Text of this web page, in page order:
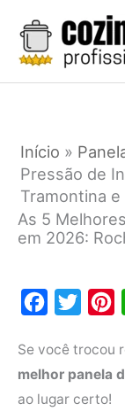
para
conteúdo
Início »
Pressão de
Tramontina e
As 5
em 2026:
c
e
b
t
t
n
t
Se você trocou
melhor panela
ao lugar certo!